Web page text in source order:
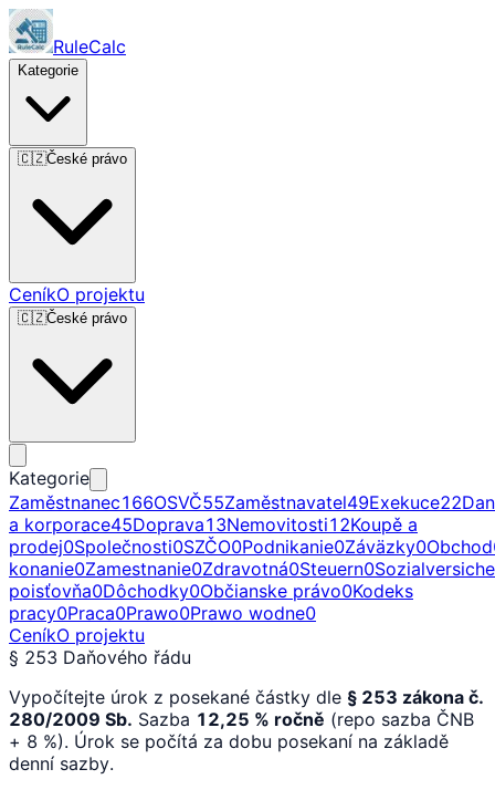
RuleCalc
Kategorie
🇨🇿České právo
CeníkO projektu
🇨🇿České právo
Kategorie
Zaměstnanec166OSVČ55Zaměstnavatel49Exekuce22
a korporace45Doprava13Nemovitosti12Koupě a
prodej0Společnosti0SZČO0Podnikanie0Záväzky0Obchod
konanie0Zamestnanie0Zdravotná0Steuern0
poisťovňa0Dôchodky0Občianske právo0Kodeks
pracy0Praca0Prawo0Prawo wodne0
CeníkO projektu
§ 253 Daňového řádu
Vypočítejte úrok z posekané částky dle § 253 zákona č.
280/2009 Sb. Sazba 12,25 % ročně (repo sazba ČNB
+ 8 %). Úrok se počítá za dobu posekaní na základě
denní sazby.